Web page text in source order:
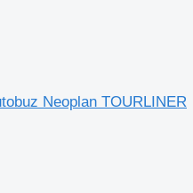
Neoplan TOURLINER